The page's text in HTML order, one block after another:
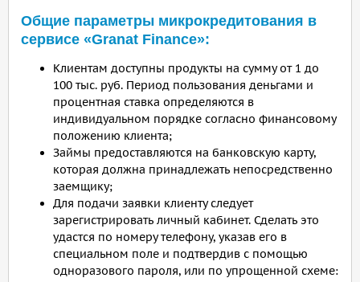
Общие параметры микрокредитования в
сервисе «Granat Finance»:
Клиентам доступны продукты на сумму от 1 до
100 тыс. руб. Период пользования деньгами и
процентная ставка определяются в
индивидуальном порядке согласно финансовому
положению клиента;
Займы предоставляются на банковскую карту,
которая должна принадлежать непосредственно
заемщику;
Для подачи заявки клиенту следует
зарегистрировать личный кабинет. Сделать это
удастся по номеру телефону, указав его в
специальном поле и подтвердив с помощью
одноразового пароля, или по упрощенной схеме: